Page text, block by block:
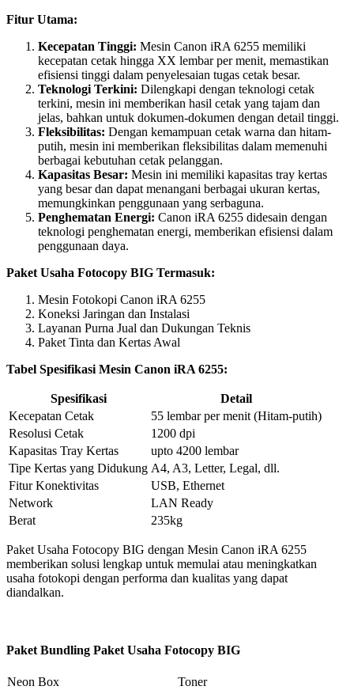
Fitur Utama:
Kecepatan Tinggi: Mesin Canon iRA 6255 memiliki
kecepatan cetak hingga XX lembar per menit, memastikan
efisiensi tinggi dalam penyelesaian tugas cetak besar.
Teknologi Terkini: Dilengkapi dengan teknologi cetak
terkini, mesin ini memberikan hasil cetak yang tajam dan
jelas, bahkan untuk dokumen-dokumen dengan detail tinggi.
Fleksibilitas: Dengan kemampuan cetak warna dan hitam-
putih, mesin ini memberikan fleksibilitas dalam memenuhi
berbagai kebutuhan cetak pelanggan.
Kapasitas Besar: Mesin ini memiliki kapasitas tray kertas
yang besar dan dapat menangani berbagai ukuran kertas,
memungkinkan penggunaan yang serbaguna.
Penghematan Energi: Canon iRA 6255 didesain dengan
teknologi penghematan energi, memberikan efisiensi dalam
penggunaan daya.
Paket Usaha Fotocopy BIG Termasuk:
Mesin Fotokopi Canon iRA 6255
Koneksi Jaringan dan Instalasi
Layanan Purna Jual dan Dukungan Teknis
Paket Tinta dan Kertas Awal
Tabel Spesifikasi Mesin Canon iRA 6255:
Spesifikasi
Detail
Kecepatan Cetak
55 lembar per menit (Hitam-putih)
Resolusi Cetak
1200 dpi
Kapasitas Tray Kertas
upto 4200 lembar
Tipe Kertas yang Didukung A4, A3, Letter, Legal, dll.
Fitur Konektivitas
USB, Ethernet
Network
LAN Ready
Berat
235kg
Paket Usaha Fotocopy BIG dengan Mesin Canon iRA 6255
memberikan solusi lengkap untuk memulai atau meningkatkan
usaha fotokopi dengan performa dan kualitas yang dapat
diandalkan.
Paket Bundling Paket Usaha Fotocopy BIG
Neon Box
Toner